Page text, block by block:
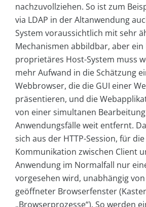
nachzuvollziehen. So ist zum
via LDAP in der Altanwendung
System voraussichtlich mit sehr
Mechanismen abbildbar, aber ein
proprietäres Host-System muss
mehr Aufwand in die Schätzung
Web­browser, die die GUI einer
präsentieren, und die
von einer simultanen
Anwendungsfälle weit entfernt.
sich aus der HTTP-Session, für
Kommunikation zwischen Client
Anwendung im Normalfall nur
vorgesehen wird, unabhängig
geöffneter Browserfenster
„Browserprozesse“). So werden